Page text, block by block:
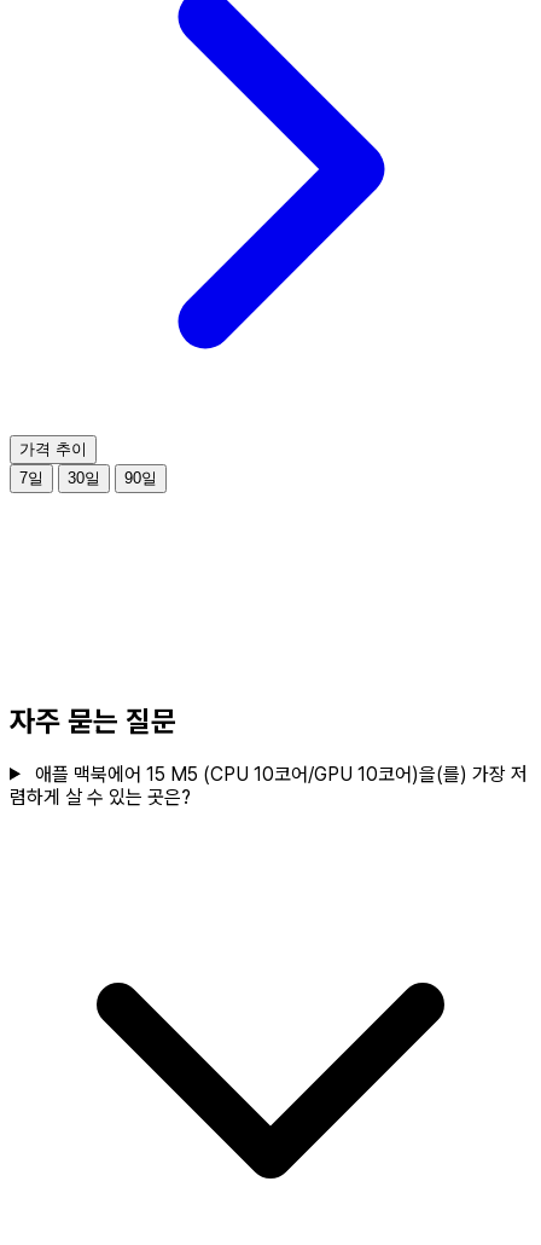
가격 추이
7일
30일 90일
자주 묻는 질문
애플 맥북에어 15 M5 (CPU 10코어/GPU 10코어)을(를) 가장 저
렴하게 살 수 있는 곳은?